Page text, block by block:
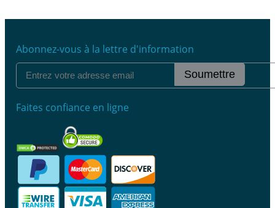
Abonnez-vous à la lettre d'information
Soumettre
Faites confiance en ligne